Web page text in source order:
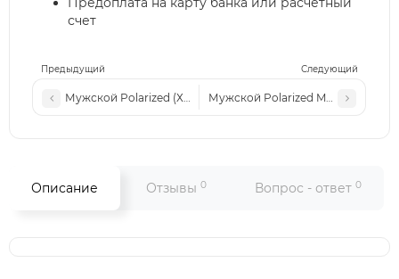
Предыдущий Следующий
Мужской Polarized (Хамелеон) MATLRXS PA1704 c1
Мужской Polarized MATLRXS
счет
Описание Отзывы 0 Вопрос - ответ 0